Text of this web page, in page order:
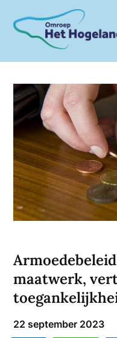
content
maatwerk,
22 september 2023